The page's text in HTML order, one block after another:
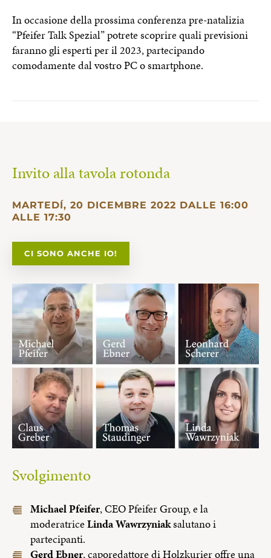
In occasione della prossima conferenza pre-natalizia
“Pfeifer Talk Spezial” potrete scoprire quali previsioni
faranno gli esperti per il 2023, partecipando
comodamente dal vostro PC o smartphone.
Invito alla tavola rotonda
MARTEDÍ, 20 DICEMBRE 2022 DALLE 16:00
ALLE 17:30
CI SONO ANCHE IO!
Svolgimento
Michael Pfeifer, CEO Pfeifer Group, e la
moderatriceLinda Wawrzyniaksalutano i
partecipanti.
Gerd Ebner, caporedattore di Holzkurier offre una